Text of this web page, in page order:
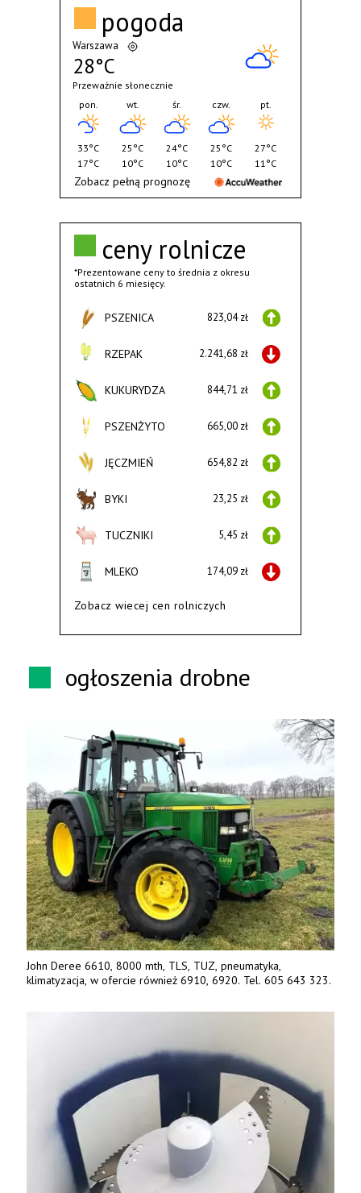
ceny rolnicze
*Prezentowane ceny to średnia z okresu
ostatnich 6 miesięcy.
PSZENICA 823,04 zł
RZEPAK 2.241,68 zł
KUKURYDZA 844,71 zł
PSZENŻYTO 665,00 zł
JĘCZMIEŃ 654,82 zł
BYKI 23,25 zł
TUCZNIKI 5,45 zł
MLEKO 174,09 zł
Zobacz wiecej cen rolniczych
pogoda
Warszawa
28°C
Przeważnie słonecznie
pon.
33°C
17°C
wt.
25°C
10°C
śr.
24°C
10°C
czw.
25°C
10°C
pt.
27°C
11°C
Zobacz pełną prognozę
ogłoszenia drobne
John Deree 6610, 8000 mth, TLS, TUZ, pneumatyka,
klimatyzacja, w ofercie również 6910, 6920. Tel. 605 643 323.